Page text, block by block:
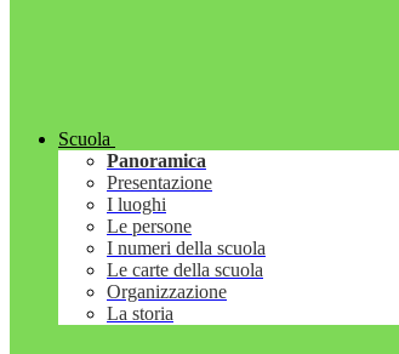
Scuola
Panoramica
Presentazione
I luoghi
Le persone
I numeri della scuola
Le carte della scuola
Organizzazione
La storia